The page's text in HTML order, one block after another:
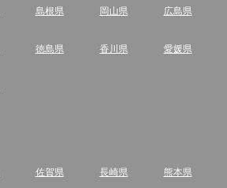
島根県 岡山県 広島県
徳島県 香川県 愛媛県
佐賀県 長崎県 熊本県